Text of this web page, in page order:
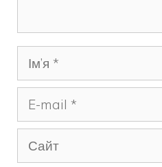
Ім’я
mail
Сайт